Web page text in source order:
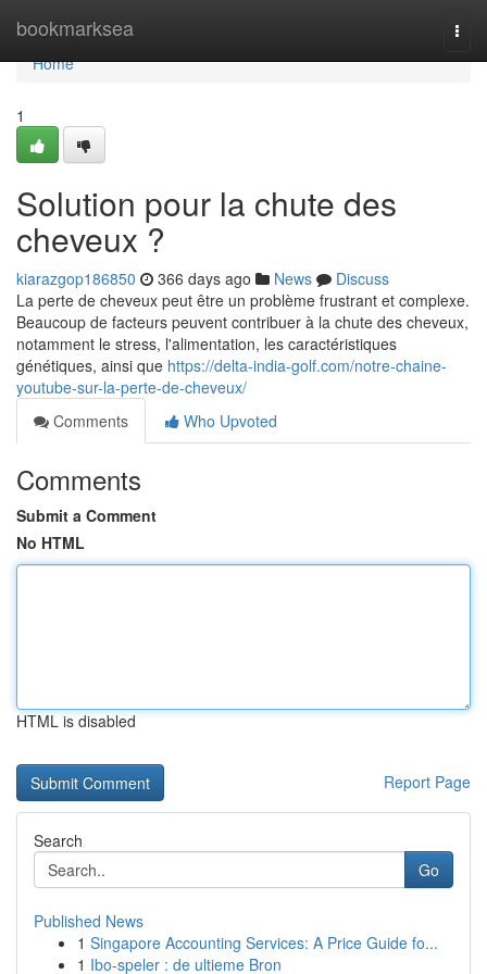
bookmarksea
Home
Home
1
Solution pour la chute des
cheveux ?
kiarazgop186850 366 days ago News
Discuss
La perte de cheveux peut être un problème frustrant et complexe.
Beaucoup de facteurs peuvent contribuer à la chute des cheveux,
notamment le stress, l'alimentation, les caractéristiques
génétiques, ainsi que https://delta-india-golf.com/notre-chaine-
youtube-sur-la-perte-de-cheveux/
Comments
Who Upvoted
Comments
Submit a Comment
No HTML
HTML is disabled
Report Page
Search
Go
Published News
1 Singapore Accounting Services: A Price Guide fo...
1 Ibo-speler : de ultieme Bron